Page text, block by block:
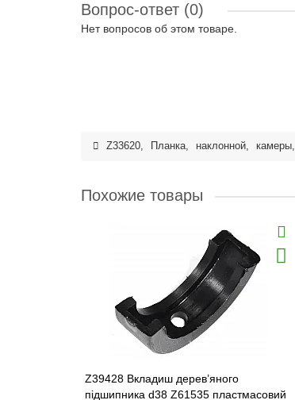
Вопрос-ответ (0)
Нет вопросов об этом товаре.
Z33620, Планка, наклонной, камеры,
Похожие товары
Z39428 Вкладиш дерев’яного
підшипника d38 Z61535 пластмасовий